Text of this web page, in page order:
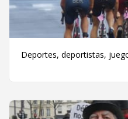
Deportes, deportistas,